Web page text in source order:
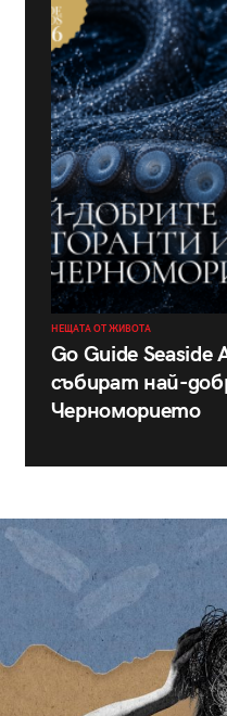
НЕЩАТА ОТ ЖИВОТА
Go Guide
събират най-
Черноморието